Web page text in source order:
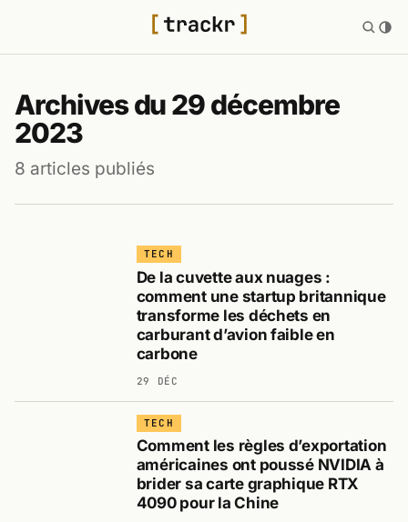
Archives du 29 décembre
2023
8 articles publiés
TECH
De la cuvette aux nuages :
comment une startup britannique
transforme les déchets en
carburant d’avion faible en
carbone
29 DÉC
TECH
Comment les règles d’exportation
américaines ont poussé NVIDIA à
brider sa carte graphique RTX
4090 pour la Chine